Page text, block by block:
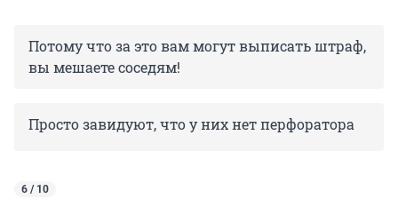
Потому что за это вам могут выписать штраф,
вы мешаете соседям!
Просто завидуют, что у них нет перфоратора
6 / 10